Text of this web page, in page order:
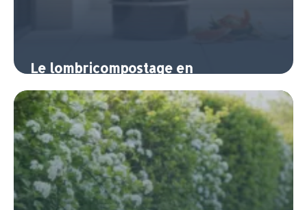
Le lombricompostage en
appartement : composter sans jardin
7 juin 2026